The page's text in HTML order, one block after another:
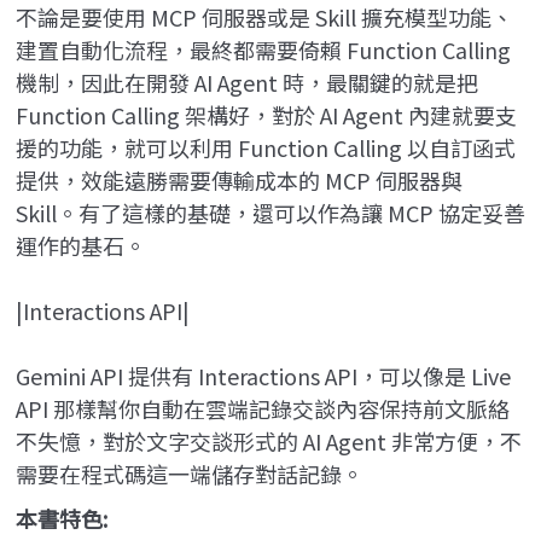
不論是要使用 MCP 伺服器或是 Skill 擴充模型功能、
建置自動化流程，最終都需要倚賴 Function Calling
機制，因此在開發 AI Agent 時，最關鍵的就是把
Function Calling 架構好，對於 AI Agent 內建就要支
援的功能，就可以利用 Function Calling 以自訂函式
提供，效能遠勝需要傳輸成本的 MCP 伺服器與
Skill。有了這樣的基礎，還可以作為讓 MCP 協定妥善
運作的基石。
|Interactions API|
Gemini API 提供有 Interactions API，可以像是 Live
API 那樣幫你自動在雲端記錄交談內容保持前文脈絡
不失憶，對於文字交談形式的 AI Agent 非常方便，不
需要在程式碼這一端儲存對話記錄。
本書特色: